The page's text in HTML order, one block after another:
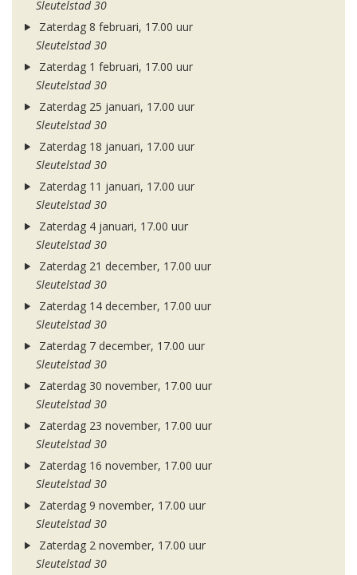
Sleutelstad 30
Zaterdag 8 februari, 17.00 uur
Sleutelstad 30
Zaterdag 1 februari, 17.00 uur
Sleutelstad 30
Zaterdag 25 januari, 17.00 uur
Sleutelstad 30
Zaterdag 18 januari, 17.00 uur
Sleutelstad 30
Zaterdag 11 januari, 17.00 uur
Sleutelstad 30
Zaterdag 4 januari, 17.00 uur
Sleutelstad 30
Zaterdag 21 december, 17.00 uur
Sleutelstad 30
Zaterdag 14 december, 17.00 uur
Sleutelstad 30
Zaterdag 7 december, 17.00 uur
Sleutelstad 30
Zaterdag 30 november, 17.00 uur
Sleutelstad 30
Zaterdag 23 november, 17.00 uur
Sleutelstad 30
Zaterdag 16 november, 17.00 uur
Sleutelstad 30
Zaterdag 9 november, 17.00 uur
Sleutelstad 30
Zaterdag 2 november, 17.00 uur
Sleutelstad 30